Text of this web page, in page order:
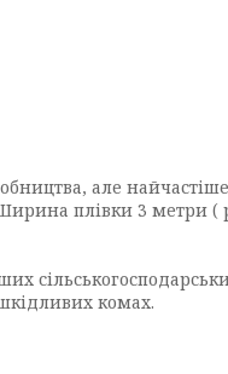
але
плівки 3 метри
комах.